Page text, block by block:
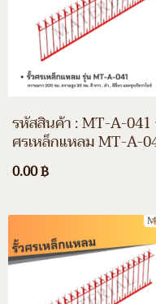
รหัสสินค้า : MT-A-041
ศรเหล็กแหลม MT-A-
ความยาว 200 ซม. ความสู
30 ซม. สีขาว สีดำ สีอื่นๆ
0.00 ฿